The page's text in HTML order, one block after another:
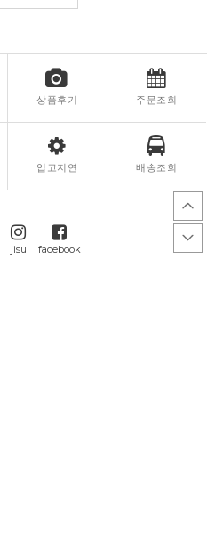
상품후기 주문조회
입고지연 배송조회
jisu facebook